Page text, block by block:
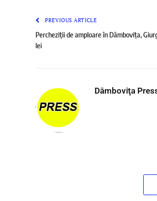
PREVIOUS ARTICLE
Percheziții de amploare în Dâmbovița,
lei
Dâmboviţa